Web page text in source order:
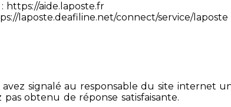
aide.laposte.fr
laposte.deafiline.net/connect/service/laposte
signalé au responsable du site internet
obtenu de réponse satisfaisante.